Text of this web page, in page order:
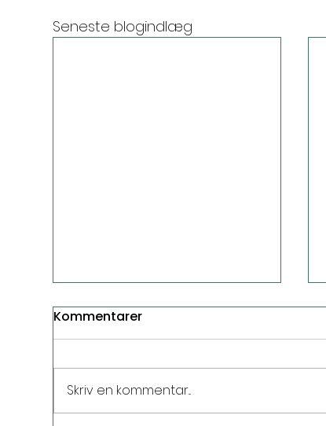
Seneste blogindlæg
Kommentarer
Skriv en kommentar...